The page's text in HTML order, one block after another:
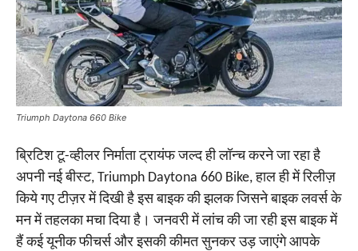
Triumph Daytona 660 Bike
ब्रिटिश टू-व्हीलर निर्माता ट्रायंफ जल्द ही लॉन्च करने जा रहा है
अपनी नई बीस्ट, Triumph Daytona 660 Bike, हाल ही में रिलीज़
किये गए टीज़र में दिखी है इस बाइक की झलक जिसने बाइक लवर्स के
मन में तहलका मचा दिया है। जनवरी में लांच की जा रही इस बाइक में
हैं कई यूनीक फीचर्स और इसकी कीमत सुनकर उड़ जाएंगे आपके